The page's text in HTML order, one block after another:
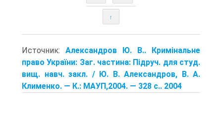
↑
Источник: Александров Ю. В.. Кримінальне
право України: Заг. частина: Підруч. для студ.
вищ. навч. закл. / Ю. В. Александров, В. А.
Клименко. — К.: МАУП,2004. — 328 с.. 2004